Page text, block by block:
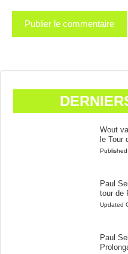
Wout
le Tour
Paul
tour de
Updated
Paul